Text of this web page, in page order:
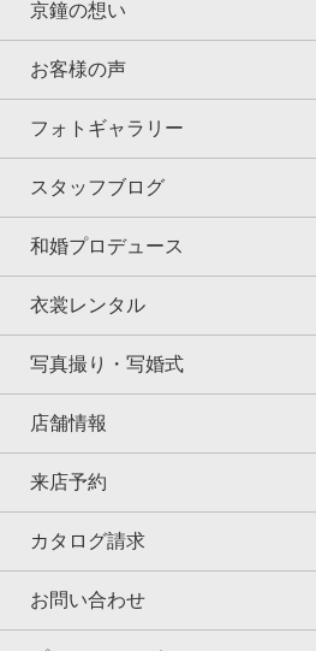
京鐘の想い
お客様の声
フォトギャラリー
スタッフブログ
和婚プロデュース
衣裳レンタル
写真撮り・写婚式
店舗情報
来店予約
カタログ請求
お問い合わせ